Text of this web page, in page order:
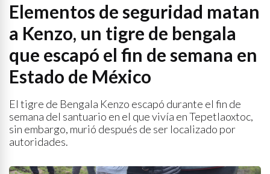
Elementos de seguridad matan
a Kenzo, un tigre de bengala
que escapó el fin de semana en
Estado de México
El tigre de Bengala Kenzo escapó durante el fin de
semana del santuario en el que vivía en Tepetlaoxtoc,
sin embargo, murió después de ser localizado por
autoridades.